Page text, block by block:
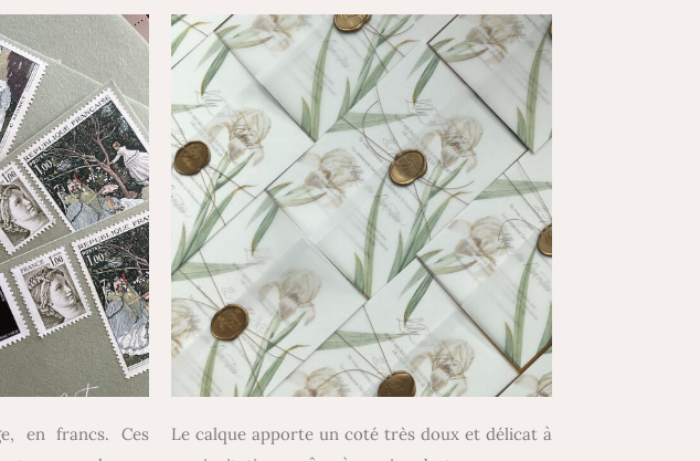
en francs. Ces
Le calque apporte un coté très doux et délicat à